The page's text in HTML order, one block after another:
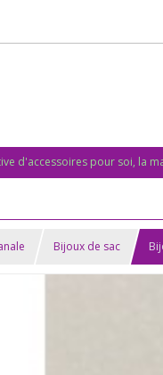
d'accessoires pour soi, la
Bijoux de sac